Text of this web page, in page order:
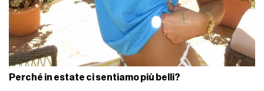
Perché in estate ci sentiamo più belli?